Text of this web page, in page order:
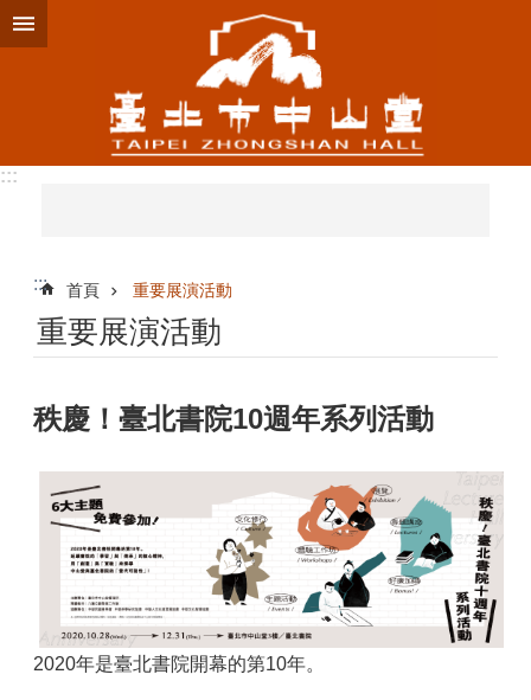
跳到主要內容區塊
:::
::: 首頁 重要展演活動
重要展演活動
秩慶！臺北書院10週年系列活動
2020年是臺北書院開幕的第10年。